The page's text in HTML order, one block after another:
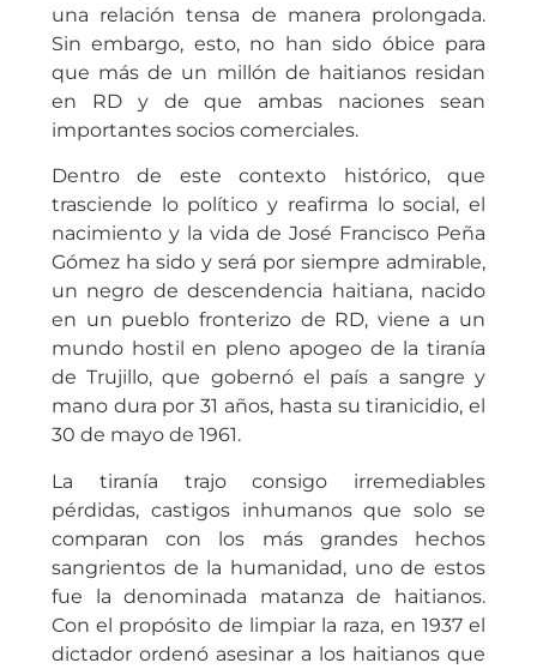
una relación tensa de manera prolongada.
Sin embargo, esto, no han sido óbice para
que más de un millón de haitianos residan
en RD y de que ambas naciones sean
importantes socios comerciales.
Dentro de este contexto histórico, que
trasciende lo político y reafirma lo social, el
nacimiento y la vida de José Francisco Peña
Gómez ha sido y será por siempre admirable,
un negro de descendencia haitiana, nacido
en un pueblo fronterizo de RD, viene a un
mundo hostil en pleno apogeo de la tiranía
de Trujillo, que gobernó el país a sangre y
mano dura por 31 años, hasta su tiranicidio, el
30 de mayo de 1961.
La tiranía trajo consigo irremediables
pérdidas, castigos inhumanos que solo se
comparan con los más grandes hechos
sangrientos de la humanidad, uno de estos
fue la denominada matanza de haitianos.
Con el propósito de limpiar la raza, en 1937 el
dictador ordenó asesinar a los haitianos que